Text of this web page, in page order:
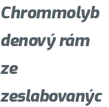
Chrommolyb
denový rám
ze
zeslabovanýc